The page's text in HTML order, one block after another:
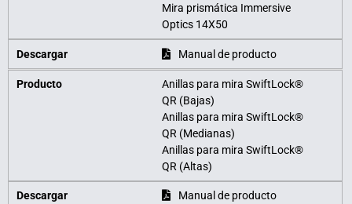
Mira prismática Immersive
Optics 14X50
Descargar Manual de producto
Producto
Anillas para mira SwiftLock®
QR (Bajas)
Anillas para mira SwiftLock®
QR (Medianas)
Anillas para mira SwiftLock®
QR (Altas)
Descargar Manual de producto